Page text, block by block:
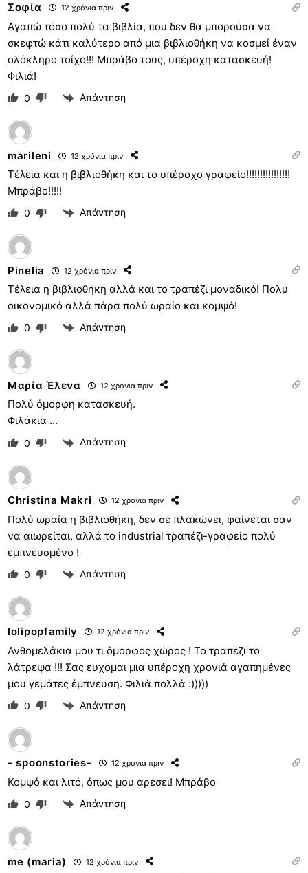
Σοφία 12 χρόνια πριν
Αγαπώ τόσο πολύ τα βιβλία, που δεν θα μπορούσα να
σκεφτώ κάτι καλύτερο από μια βιβλιοθήκη να κοσμεί έναν
ολόκληρο τοίχο!!! Μπράβο τους, υπέροχη κατασκευή!
Φιλιά!
0 Απάντηση
marileni 12 χρόνια πριν
Τέλεια και η βιβλιοθήκη και το υπέροχο γραφείο!!!!!!!!!!!!!!!!
Μπράβο!!!!!
0 Απάντηση
Pinelia 12 χρόνια πριν
Τέλεια η βιβλιοθήκη αλλά και το τραπέζι μοναδικό! Πολύ
οικονομικό αλλά πάρα πολύ ωραίο και κομψό!
0 Απάντηση
Μαρία Έλενα 12 χρόνια πριν
Πολύ όμορφη κατασκευή.
Φιλάκια …
0 Απάντηση
Christina Makri 12 χρόνια πριν
Πολύ ωραία η βιβλιοθήκη, δεν σε πλακώνει, φαίνεται σαν
να αιωρείται, αλλά το industrial τραπέζι-γραφείο πολύ
εμπνευσμένο !
0 Απάντηση
lolipopfamily 12 χρόνια πριν
Ανθομελάκια μου τι όμορφος χώρος ! Το τραπέζι το
λάτρεψα !!! Σας ευχομαι μια υπέροχη χρονιά αγαπημένες
μου γεμάτες έμπνευση. Φιλιά πολλά :)))))
0 Απάντηση
- spoonstories- 12 χρόνια πριν
Κομψό και λιτό, όπως μου αρέσει! Μπράβο
0 Απάντηση
me (maria) 12 χρόνια πριν